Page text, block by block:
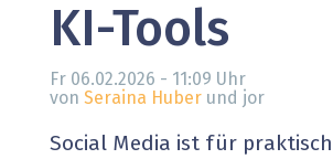
» alle News
EU-
KI-Tools
Fr 06.02.2026 - 11:09 Uhr
von Seraina Huber und jor
Social Media ist für